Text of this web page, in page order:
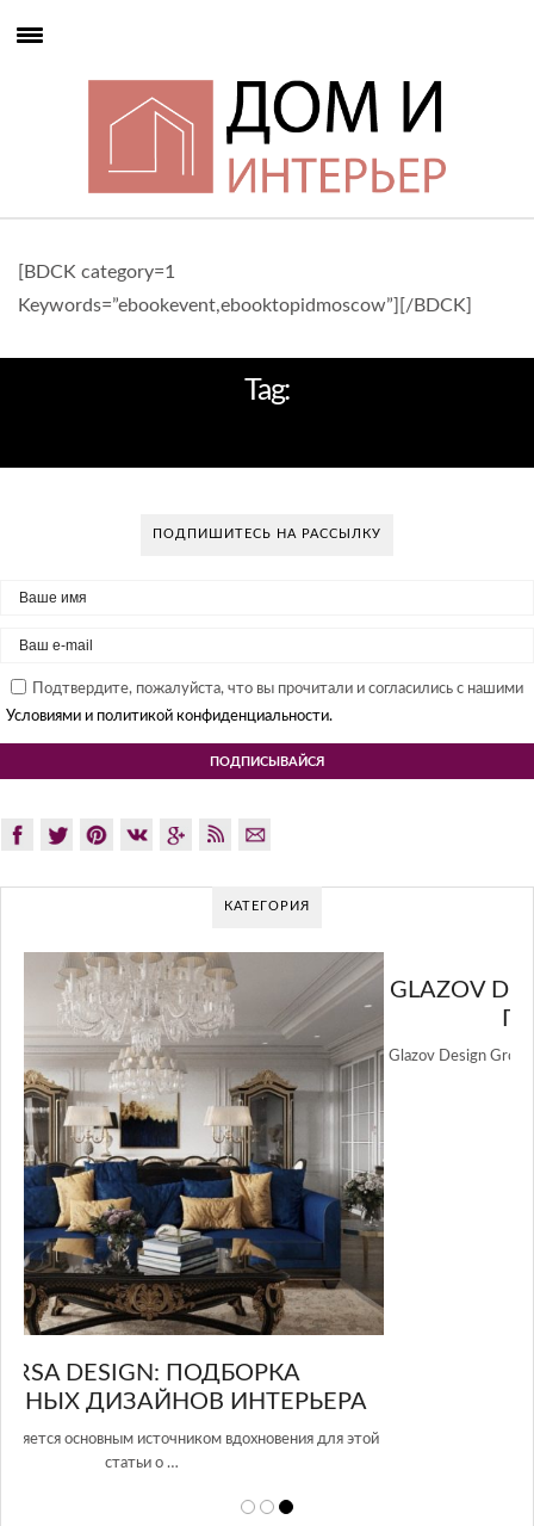
[BDCK category=1
Keywords=”ebookevent,ebooktopidmoscow”][/BDCK]
Tag:
ПОДПИШИТЕСЬ НА РАССЫЛКУ
Подтвердите, пожалуйста, что вы прочитали и согласились с нашими
Условиями и политикой конфиденциальности.
КАТЕГОРИЯ
GLAZOV DESIGN GROUP – УНИКАЛЬНЫЙ
ПОДХОД К ДИЗАЙНУ
Glazov Design Group- это одна из лучших студий дизайна интерьера